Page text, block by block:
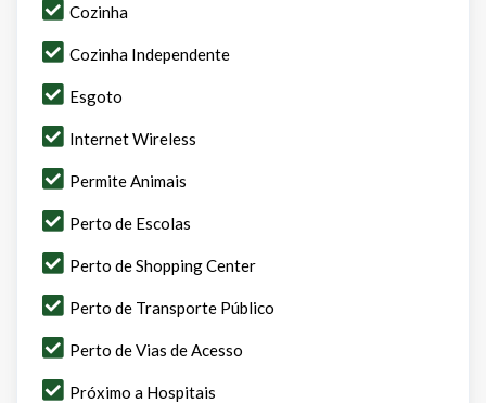
Cozinha
Cozinha Independente
Esgoto
Internet Wireless
Permite Animais
Perto de Escolas
Perto de Shopping Center
Perto de Transporte Público
Perto de Vias de Acesso
Próximo a Hospitais